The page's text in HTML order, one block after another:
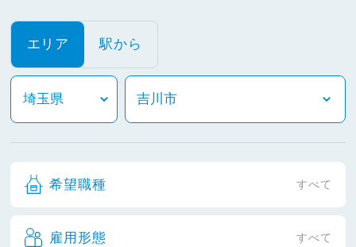
エリア 駅から
希望職種 すべて
雇用形態 すべて